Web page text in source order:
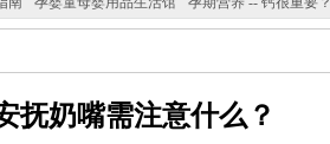
抚奶嘴需注意什么？